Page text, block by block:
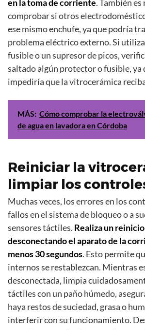
en la toma de corriente. También
comprobar si otros
ese mismo enchufe, ya que podría
problema eléctrico externo. Si
fusible o un supresor de picos,
saltado algún protector o fusible, ya
impediría que la vitrocerámica
MÁS: Cómo comprobar la
de agua en lavadora en Córdoba
Reiniciar la
limpiar los
Muchas veces, los errores en los
fallos en el sistema de bloqueo o a
sensores táctiles. Realiza un
desconectando el aparato de la
menos 30 segundos. Esto permite
internos se restablezcan. Mientras
desconectada, limpia
táctiles con un paño húmedo,
haya restos de suciedad, grasa o
interferir con su funcionamiento.